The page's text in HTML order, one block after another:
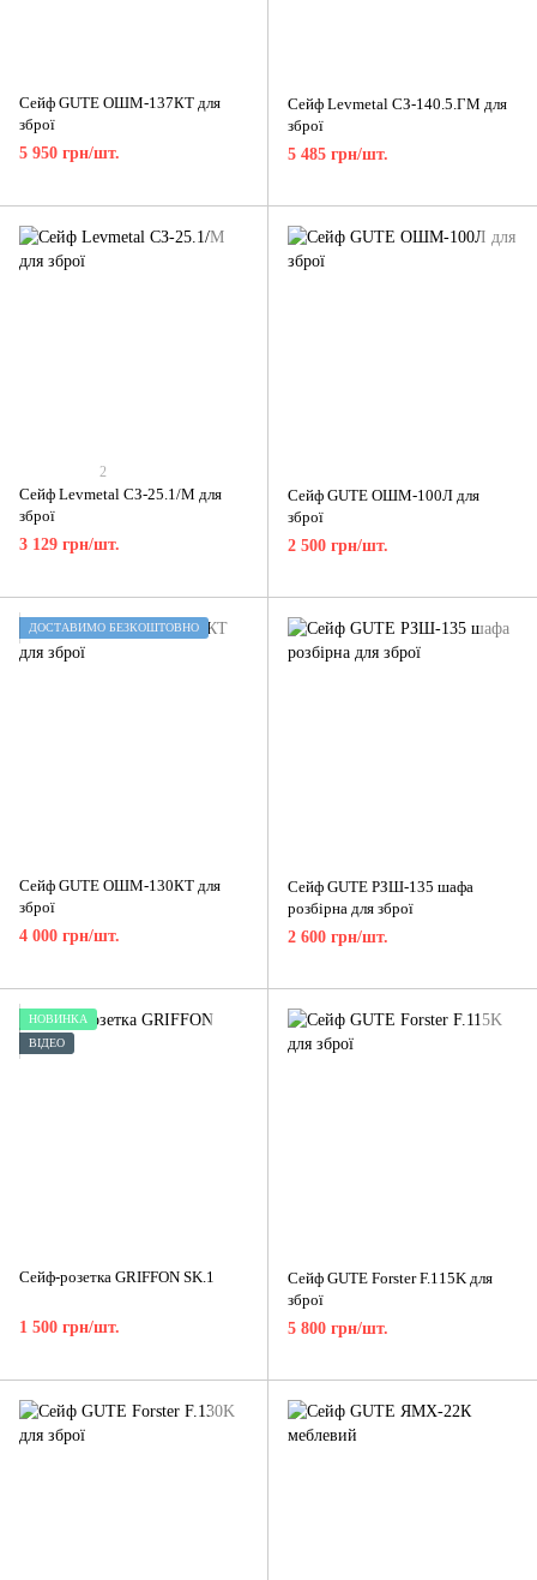
Сейф GUTE ОШМ-137КТ для
зброї
5 950 грн/шт.
Сейф Levmetal СЗ-140.5.ГМ для
зброї
5 485 грн/шт.
2
Сейф Levmetal СЗ-25.1/М для
зброї
3 129 грн/шт.
Сейф GUTE ОШМ-100Л для
зброї
2 500 грн/шт.
ДОСТАВИМО БЕЗКОШТОВНО
Сейф GUTE ОШМ-130КТ для
зброї
4 000 грн/шт.
Сейф GUTE РЗШ-135 шафа
розбірна для зброї
2 600 грн/шт.
НОВИНКА
ВІДЕО
Сейф-розетка GRIFFON SK.1
1 500 грн/шт.
Сейф GUTE Forster F.115K для
зброї
5 800 грн/шт.